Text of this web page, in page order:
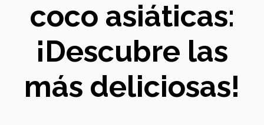
coco asiáticas:
¡Descubre las
más deliciosas!